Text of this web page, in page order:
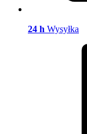
24 h Wysyłka